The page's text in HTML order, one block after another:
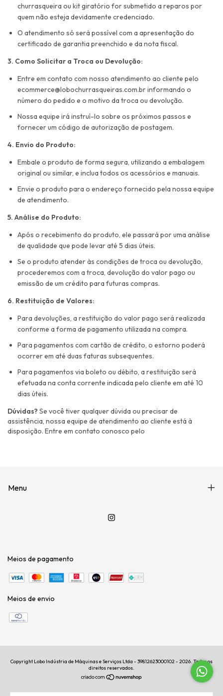
churrasqueira ou kit giratório for submetido a reparos por
quem não esteja devidamente credenciado.
O atendimento só será possível com a apresentação do
certificado de garantia preenchido e da nota fiscal.
3. Como Solicitar a Troca ou Devolução:
Entre em contato com nosso atendimento ao cliente pelo
ecommerce@lobochurrasqueiras.com.brinformando o
número do pedido e o motivo da troca ou devolução.
Nossa equipe irá instruí-lo sobre os próximos passos e
fornecer um código de autorização de postagem.
4. Envio do Produto:
Embale o produto de forma segura, utilizando a embalagem
original ou similar, e inclua todos os acessórios e manuais.
Envie o produto para o endereço fornecido pela nossa equipe
de atendimento.
5. Análise do Produto:
Após o recebimento do produto, ele passará por uma análise
de qualidade que pode levar até 5 dias úteis.
Se o produto atender às condições de troca ou devolução,
procederemos com a troca, devolução do valor pago ou
emissão de um crédito para futuras compras.
6. Restituição de Valores:
Para devoluções, a restituição do valor pago será realizada
conforme a forma de pagamento utilizada na compra.
Para pagamentos com cartão de crédito, o estorno poderá
ocorrer em até duas faturas subsequentes.
Para pagamentos via boleto ou débito, a restituição será
efetuada na conta corrente indicada pelo cliente em até 10
dias úteis.
Dúvidas? Se você tiver qualquer dúvida ou precisar de
assistência, nossa equipe de atendimento ao cliente está à
disposição. Entre em contato conosco pelo
Menu
Meios de pagamento
Meios de envio
Copyright Lobo Indústria de Máquinas e Serviços Ltda - 39812623000102 - 2026. Todos os
direitos reservados.